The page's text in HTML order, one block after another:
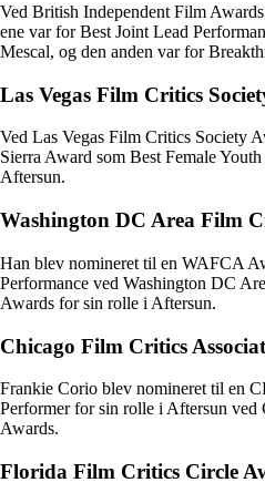
Ved British Independent Film
ene var for Best Joint Lead
Mescal, og den anden var for
Las Vegas Film Critics
Ved Las Vegas Film Critics Society
Sierra Award som Best Female
Aftersun.
Washington DC Area Film
Han blev nomineret til en WAFCA
Performance ved Washington DC
Awards for sin rolle i Aftersun.
Chicago Film Critics
Frankie Corio blev nomineret til en
Performer for sin rolle i Aftersun
Awards.
Florida Film Critics Circle